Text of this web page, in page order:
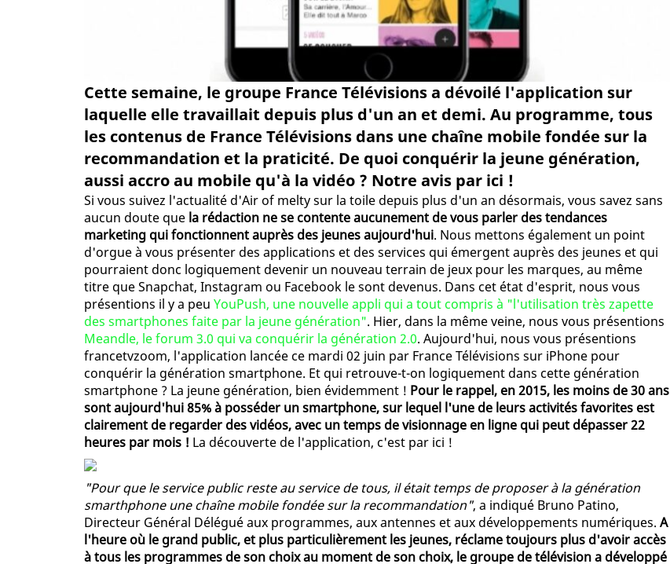
Cette semaine, le groupe France Télévisions a dévoilé l'application sur
laquelle elle travaillait depuis plus d'un an et demi. Au programme, tous
les contenus de France Télévisions dans une chaîne mobile fondée sur la
recommandation et la praticité. De quoi conquérir la jeune génération,
aussi accro au mobile qu'à la vidéo ? Notre avis par ici !
Si vous suivez l'actualité d'Air of melty sur la toile depuis plus d'un an désormais, vous savez sans
aucun doute que la rédaction ne se contente aucunement de vous parler des tendances
marketing qui fonctionnent auprès des jeunes aujourd'hui. Nous mettons également un point
d'orgue à vous présenter des applications et des services qui émergent auprès des jeunes et qui
pourraient donc logiquement devenir un nouveau terrain de jeux pour les marques, au même
titre que Snapchat, Instagram ou Facebook le sont devenus. Dans cet état d'esprit, nous vous
présentions il y a peu YouPush, une nouvelle appli qui a tout compris à "l'utilisation très zapette
des smartphones faite par la jeune génération". Hier, dans la même veine, nous vous présentions
Meandle, le forum 3.0 qui va conquérir la génération 2.0. Aujourd'hui, nous vous présentions
francetvzoom, l'application lancée ce mardi 02 juin par France Télévisions sur iPhone pour
conquérir la génération smartphone. Et qui retrouve-t-on logiquement dans cette génération
smartphone ? La jeune génération, bien évidemment ! Pour le rappel, en 2015, les moins de 30 ans
sont aujourd'hui 85% à posséder un smartphone, sur lequel l'une de leurs activités favorites est
clairement de regarder des vidéos, avec un temps de visionnage en ligne qui peut dépasser 22
heures par mois ! La découverte de l'application, c'est par ici !
"Pour que le service public reste au service de tous, il était temps de proposer à la génération
smarthphone une chaîne mobile fondée sur la recommandation", a indiqué Bruno Patino,
Directeur Général Délégué aux programmes, aux antennes et aux développements numériques. A
l'heure où le grand public, et plus particulièrement les jeunes, réclame toujours plus d'avoir accès
à tous les programmes de son choix au moment de son choix, le groupe de télévision a développé